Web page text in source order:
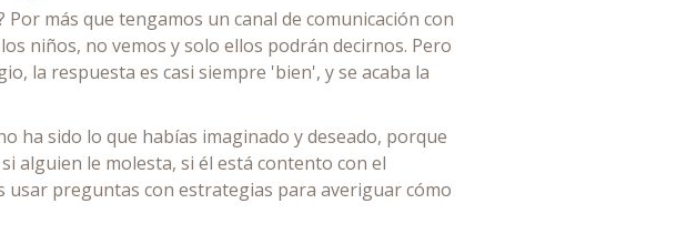
más que tengamos un canal de comunicación con
niños, no vemos y solo ellos podrán decirnos. Pero
la respuesta es casi siempre 'bien', y se acaba la
ha sido lo que habías imaginado y deseado, porque
alguien le molesta, si él está contento con el
usar preguntas con estrategias para averiguar cómo